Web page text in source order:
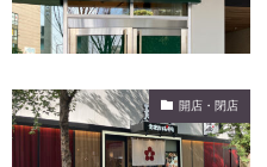
開店・閉店